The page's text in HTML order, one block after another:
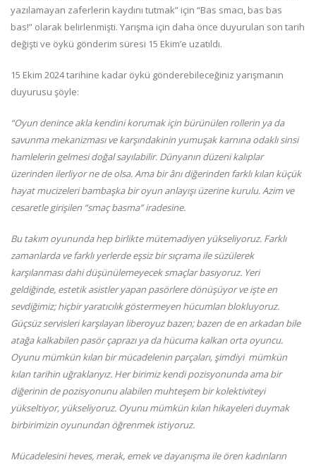
yazılamayan zaferlerin kaydını tutmak” için “Bas smacı, bas bas
bas!” olarak belirlenmişti. Yarışma için daha önce duyurulan son tarih
değişti ve öykü gönderim süresi 15 Ekim’e uzatıldı.
15 Ekim 2024 tarihine kadar öykü gönderebileceğiniz yarışmanın
duyurusu şöyle:
“Oyun denince akla kendini korumak için bürünülen rollerin ya da
savunma mekanizması ve karşındakinin yumuşak karnına odaklı sinsi
hamlelerin gelmesi doğal sayılabilir. Dünyanın düzeni kalıplar
üzerinden ilerliyor ne de olsa. Ama bir ânı diğerinden farklı kılan küçük
hayat mucizeleri bambaşka bir oyun anlayışı üzerine kurulu. Azim ve
cesaretle girişilen “smaç basma” iradesine.
Bu takım oyununda hep birlikte mütemadiyen yükseliyoruz. Farklı
zamanlarda ve farklı yerlerde eşsiz bir sıçrama ile süzülerek
karşılanması dahi düşünülemeyecek smaçlar basıyoruz. Yeri
geldiğinde, estetik asistler yapan pasörlere dönüşüyor ve işte en
sevdiğimiz; hiçbir yaratıcılık göstermeyen hücumları blokluyoruz.
Güçsüz servisleri karşılayan liberoyuz bazen; bazen de en arkadan bile
atağa kalkabilen pasör çaprazı ya da hücuma kalkan orta oyuncu.
Oyunu mümkün kılan bir mücadelenin parçaları, şimdiyi mümkün
kılan tarihin uğraklarıyız. Her birimiz kendi pozisyonunda ama bir
diğerinin de pozisyonunu alabilen muhteşem bir kolektiviteyi
yükseltiyor, yükseliyoruz. Oyunu mümkün kılan hikayeleri duymak
birbirimizin oyunundan öğrenmek istiyoruz.
Mücadelesini heves, merak, emek ve dayanışma ile ören kadınların